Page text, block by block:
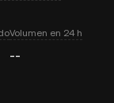
Volumen en 24 h
--